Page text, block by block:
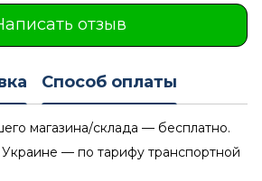
отзыв
Способ оплаты
магазина/склада — бесплатно.
— по тарифу транспортной